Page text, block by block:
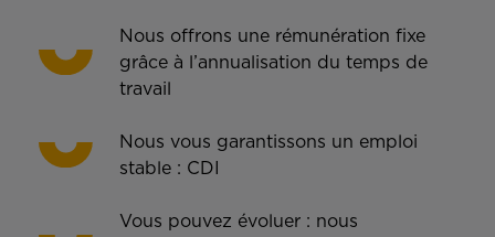
Nous offrons une rémunération fixe
grâce à l’annualisation du temps de
travail
Nous vous garantissons un emploi
stable : CDI
Vous pouvez évoluer : nous